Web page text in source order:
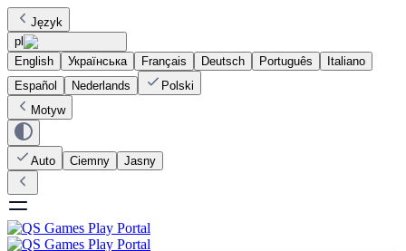
Język
pl
English
Українська Français Deutsch Português
Italiano
Español
Nederlands
Polski
Motyw
Auto Ciemny Jasny